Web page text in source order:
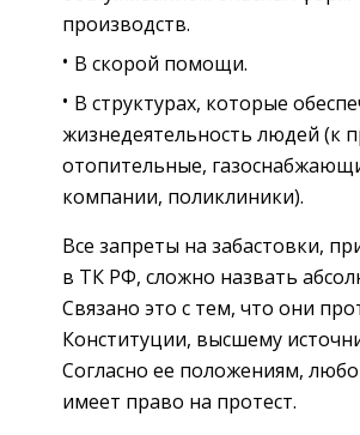
производств.
В скорой помощи.
В структурах, которые
жизнедеятельность людей (к
отопительные,
компании, поликлиники).
Все запреты на забастовки,
в ТК РФ, сложно назвать
Связано это с тем, что они
Конституции, высшему
Согласно ее положениям,
имеет право на протест.